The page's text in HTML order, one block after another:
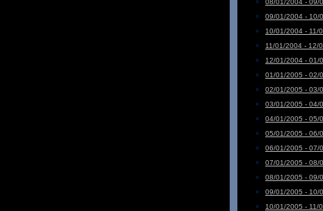
08/01/2004 - 09/
09/01/2004 - 10/
10/01/2004 - 11/
11/01/2004 - 12/
12/01/2004 - 01/
01/01/2005 - 02/
02/01/2005 - 03/
03/01/2005 - 04/
04/01/2005 - 05/
05/01/2005 - 06/
06/01/2005 - 07/
07/01/2005 - 08/
08/01/2005 - 09/
09/01/2005 - 10/
10/01/2005 - 11/